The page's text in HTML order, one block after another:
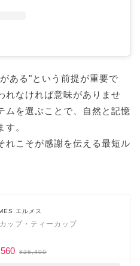
ある"という前提が重要で
れなければ意味がありませ
ムを選ぶことで、自然と記憶
。
れこそが感謝を伝える最短ル
エルメス
ップ・ティーカップ
¥26,400